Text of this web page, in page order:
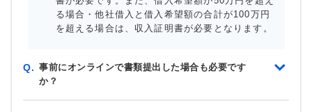
る場合・他社借入と借入希望額の合計が100万円
を超える場合は、収入証明書が必要となります。
Q. 事前にオンラインで書類提出した場合も必要です
か？